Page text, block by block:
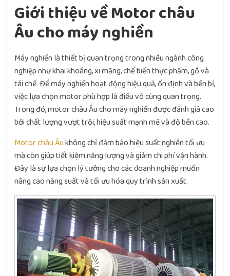
Giới thiệu về Motor châu
Âu cho máy nghiền
Máy nghiền là thiết bị quan trọng trong nhiều ngành công
nghiệp như khai khoáng, xi măng, chế biến thực phẩm, gỗ và
tái chế. Để máy nghiền hoạt động hiệu quả, ổn định và bền bỉ,
việc lựa chọn motor phù hợp là điều vô cùng quan trọng.
Trong đó, motor châu Âu cho máy nghiền được đánh giá cao
bởi chất lượng vượt trội, hiệu suất mạnh mẽ và độ bền cao.
Motor châu Âukhông chỉ đảm bảo hiệu suất nghiền tối ưu
mà còn giúp tiết kiệm năng lượng và giảm chi phí vận hành.
Đây là sự lựa chọn lý tưởng cho các doanh nghiệp muốn
nâng cao năng suất và tối ưu hóa quy trình sản xuất.